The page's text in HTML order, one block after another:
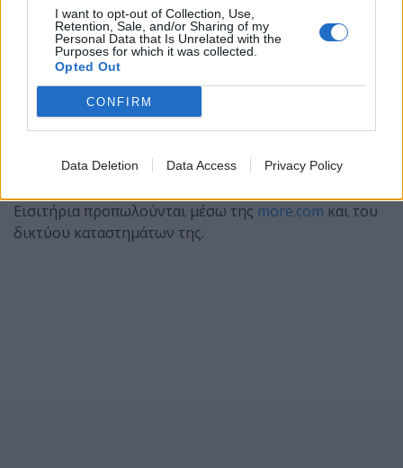
I want to opt-out of Collection, Use,
Retention, Sale, and/or Sharing of my
Personal Data that Is Unrelated with the
Purposes for which it was collected.
Opted Out
CONFIRM
Data Deletion Data Access Privacy Policy
Εισιτήρια προπωλούνται μέσω της more.com και του
δικτύου καταστημάτων της.